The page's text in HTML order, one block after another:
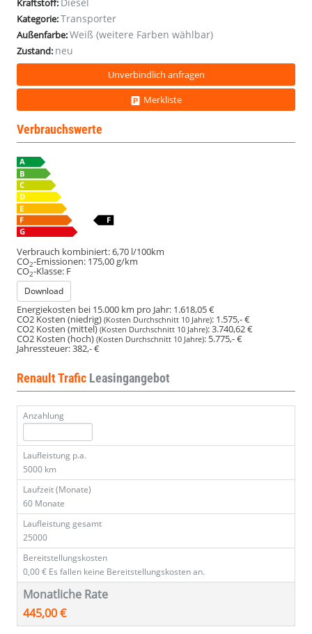
Kraftstoff:
Kategorie:Transporter
Außenfarbe:Weiß (weitere Farben wählbar)
Zustand: neu
Unverbindlich anfragen
Merkliste
Verbrauchswerte
Verbrauch kombiniert:6,70 l/100km
CO2-Emissionen: 175,00 g/km
CO2-Klasse: F
Download
Energiekosten bei 15.000 km pro Jahr: 1.618,05 €
CO2 Kosten (niedrig) (Kosten Durchschnitt 10 Jahre): 1.575,- €
CO2 Kosten (mittel)(Kosten Durchschnitt 10 Jahre):3.740,62 €
CO2 Kosten (hoch) (Kosten Durchschnitt 10 Jahre): 5.775,- €
Jahressteuer:382,- €
Renault Trafic Leasingangebot
Anzahlung
Laufleistung p.a.
5000 km
Laufzeit (Monate)
60 Monate
Laufleistung gesamt
25000
Bereitstellungskosten
0,00 € Es fallen keine Bereitstellungskosten an.
Monatliche Rate
445,00 €